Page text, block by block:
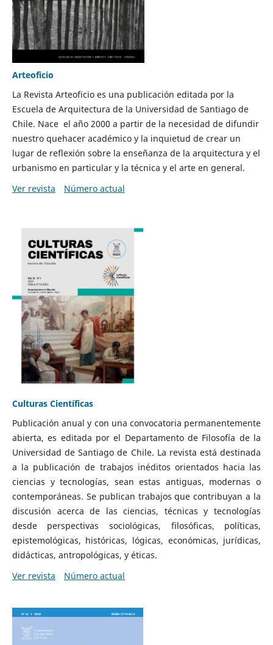
Arteoficio
La Revista Arteoficio es una publicación editada por la
Escuela de Arquitectura de la Universidad de Santiago de
Chile. Nace el año 2000 a partir de la necesidad de difundir
nuestro quehacer académico y la inquietud de crear un
lugar de reflexión sobre la enseñanza de la arquitectura y el
urbanismo en particular y la técnica y el arte en general.
Ver revista
Número actual
Culturas Científicas
Publicación anual y con una convocatoria permanentemente
abierta, es editada por el Departamento de Filosofía de la
Universidad de Santiago de Chile. La revista está destinada
a la publicación de trabajos inéditos orientados hacia las
ciencias y tecnologías, sean estas antiguas, modernas o
contemporáneas. Se publican trabajos que contribuyan a la
discusión acerca de las ciencias, técnicas y tecnologías
desde perspectivas sociológicas, filosóficas, políticas,
epistemológicas, históricas, lógicas, económicas, jurídicas,
didácticas, antropológicas, y éticas.
Ver revista
Número actual